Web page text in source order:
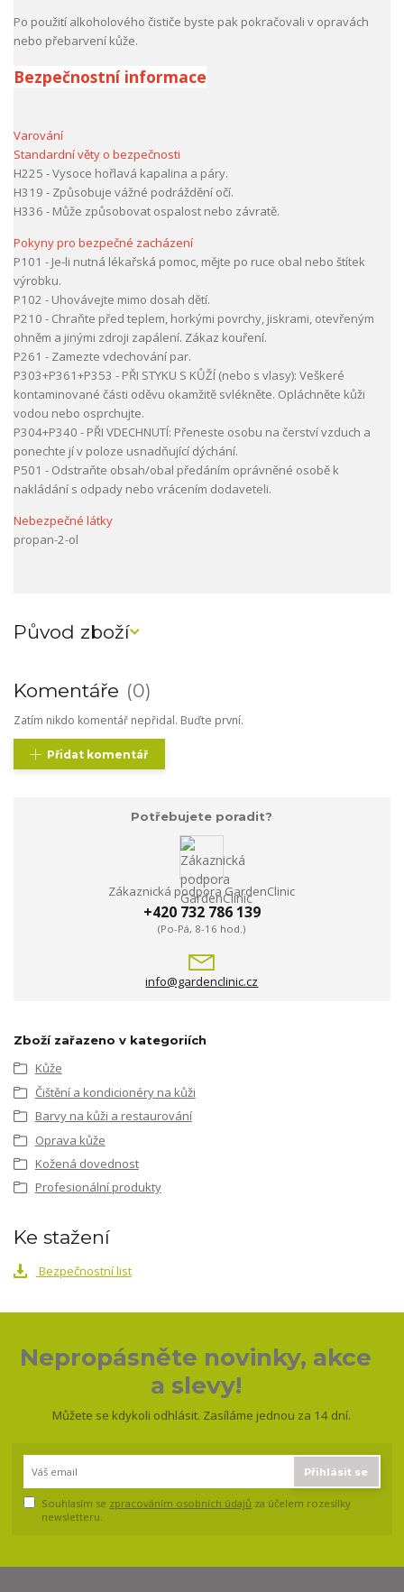
Po použití alkoholového čističe byste pak pokračovali v opravách
nebo přebarvení kůže.
Bezpečnostní informace
Varování
Standardní věty o bezpečnosti
H225 - Vysoce hořlavá kapalina a páry.
H319 - Způsobuje vážné podráždění očí.
H336 - Může způsobovat ospalost nebo závratě.
Pokyny pro bezpečné zacházení
P101 - Je-li nutná lékařská pomoc, mějte po ruce obal nebo štítek
výrobku.
P102 - Uhovávejte mimo dosah dětí.
P210 - Chraňte před teplem, horkými povrchy, jiskrami, otevřeným
ohněm a jinými zdroji zapálení. Zákaz kouření.
P261 - Zamezte vdechování par.
P303+P361+P353 - PŘI STYKU S KŮŽÍ (nebo s vlasy): Veškeré
kontaminované části oděvu okamžitě svlékněte. Opláchněte kůži
vodou nebo osprchujte.
P304+P340 - PŘI VDECHNUTÍ: Přeneste osobu na čerství vzduch a
ponechte jí v poloze usnadňující dýchání.
P501 - Odstraňte obsah/obal předáním oprávněné osobě k
nakládání s odpady nebo vrácením dodaveteli.
Nebezpečné látky
propan-2-ol
Původ zboží
Komentáře 0
Zatím nikdo komentář nepřidal. Buďte první.
Přidat komentář
Potřebujete poradit?
Zákaznická podpora GardenClinic
+420 732 786 139
(Po-Pá, 8-16 hod.)
info@gardenclinic.cz
Zboží zařazeno v kategoriích
Kůže
Čištění a kondicionéry na kůži
Barvy na kůži a restaurování
Oprava kůže
Kožená dovednost
Profesionální produkty
Ke stažení
Bezpečnostní list
Nepropásněte novinky, akce
a slevy!
Můžete se kdykoli odhlásit. Zasíláme jednou za 14 dní.
Přihlásit se
Souhlasím se zpracováním osobních údajů za účelem rozesílky
newsletteru.